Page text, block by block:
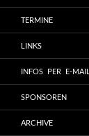
TERMINE
LINKS
INFOS PER E-MAIL
SPONSOREN
ARCHIVE